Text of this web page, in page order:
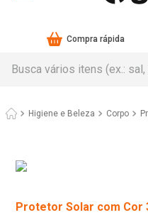
Compra rápida
Higiene e Beleza Corpo
Protetor Solar com Cor